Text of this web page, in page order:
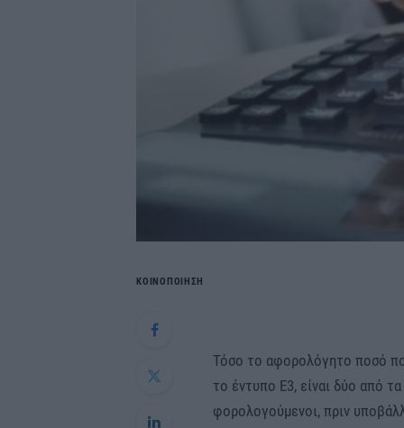
ΚΟΙΝΟΠΟΙΗΣΗ
Τόσο το αφορολόγητο ποσό
το έντυπο Ε3, είναι δύο από
φορολογούμενοι, πριν